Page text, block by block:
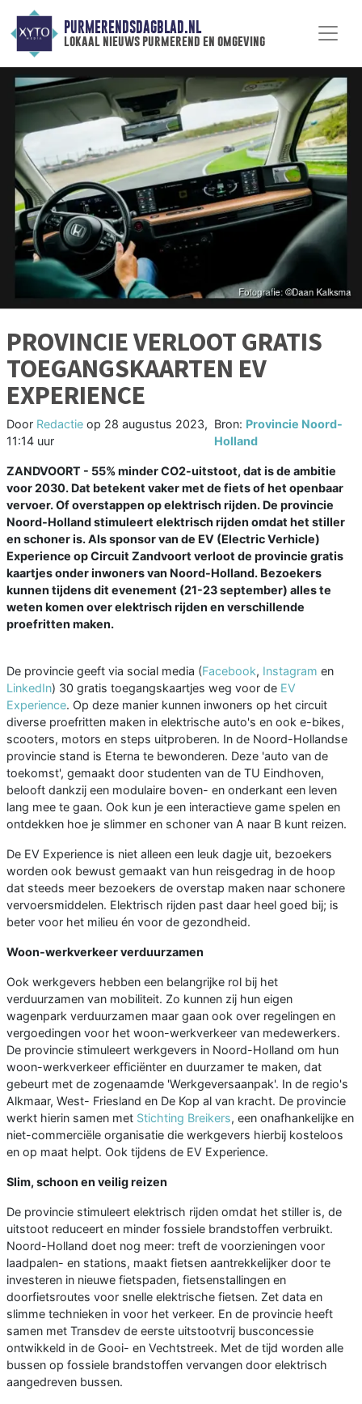
PURMERENDSDAGBLAD.NL
lokaal nieuws purmerend en omgeving
PROVINCIE VERLOOT GRATIS
TOEGANGSKAARTEN EV
EXPERIENCE
Door Redactie op 28 augustus 2023,
11:14 uur
Bron: Provincie Noord-
Holland
ZANDVOORT - 55% minder CO2-uitstoot, dat is de ambitie
voor 2030. Dat betekent vaker met de fiets of het openbaar
vervoer. Of overstappen op elektrisch rijden. De provincie
Noord-Holland stimuleert elektrisch rijden omdat het stiller
en schoner is. Als sponsor van de EV (Electric Verhicle)
Experience op Circuit Zandvoort verloot de provincie gratis
kaartjes onder inwoners van Noord-Holland. Bezoekers
kunnen tijdens dit evenement (21-23 september) alles te
weten komen over elektrisch rijden en verschillende
proefritten maken.
De provincie geeft via social media (Facebook, Instagram en
LinkedIn) 30 gratis toegangskaartjes weg voor de EV
Experience. Op deze manier kunnen inwoners op het circuit
diverse proefritten maken in elektrische auto's en ook e-bikes,
scooters, motors en steps uitproberen. In de Noord-Hollandse
provincie stand is Eterna te bewonderen. Deze 'auto van de
toekomst', gemaakt door studenten van de TU Eindhoven,
belooft dankzij een modulaire boven- en onderkant een leven
lang mee te gaan. Ook kun je een interactieve game spelen en
ontdekken hoe je slimmer en schoner van A naar B kunt reizen.
De EV Experience is niet alleen een leuk dagje uit, bezoekers
worden ook bewust gemaakt van hun reisgedrag in de hoop
dat steeds meer bezoekers de overstap maken naar schonere
vervoersmiddelen. Elektrisch rijden past daar heel goed bij; is
beter voor het milieu én voor de gezondheid.
Woon-werkverkeer verduurzamen
Ook werkgevers hebben een belangrijke rol bij het
verduurzamen van mobiliteit. Zo kunnen zij hun eigen
wagenpark verduurzamen maar gaan ook over regelingen en
vergoedingen voor het woon-werkverkeer van medewerkers.
De provincie stimuleert werkgevers in Noord-Holland om hun
woon-werkverkeer efficiënter en duurzamer te maken, dat
gebeurt met de zogenaamde 'Werkgeversaanpak'. In de regio's
Alkmaar, West- Friesland en De Kop al van kracht. De provincie
werkt hierin samen met Stichting Breikers, een onafhankelijke en
niet-commerciële organisatie die werkgevers hierbij kosteloos
en op maat helpt. Ook tijdens de EV Experience.
Slim, schoon en veilig reizen
De provincie stimuleert elektrisch rijden omdat het stiller is, de
uitstoot reduceert en minder fossiele brandstoffen verbruikt.
Noord-Holland doet nog meer: treft de voorzieningen voor
laadpalen- en stations, maakt fietsen aantrekkelijker door te
investeren in nieuwe fietspaden, fietsenstallingen en
doorfietsroutes voor snelle elektrische fietsen. Zet data en
slimme technieken in voor het verkeer. En de provincie heeft
samen met Transdev de eerste uitstootvrij busconcessie
ontwikkeld in de Gooi- en Vechtstreek. Met de tijd worden alle
bussen op fossiele brandstoffen vervangen door elektrisch
aangedreven bussen.